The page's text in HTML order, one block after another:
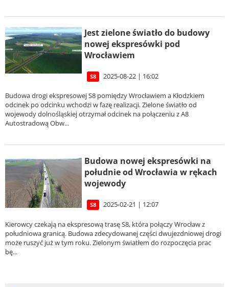
Jest zielone światło do budowy
nowej ekspresówki pod
Wrocławiem
S8 2025-08-22 | 16:02
Budowa drogi ekspresowej S8 pomiędzy Wrocławiem a Kłodzkiem
odcinek po odcinku wchodzi w fazę realizacji. Zielone światło od
wojewody dolnośląskiej otrzymał odcinek na połączeniu z A8
Autostradową Obw...
Budowa nowej ekspresówki na
południe od Wrocławia w rękach
wojewody
S8 2025-02-21 | 12:07
Kierowcy czekają na ekspresową trasę S8, która połączy Wrocław z
południowa granicą. Budowa zdecydowanej części dwujezdniowej drogi
może ruszyć już w tym roku. Zielonym światłem do rozpoczęcia prac
bę...